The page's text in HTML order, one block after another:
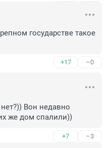
государстве такое
+17 –0
Вон недавно
же дом спалили))
+7 –3